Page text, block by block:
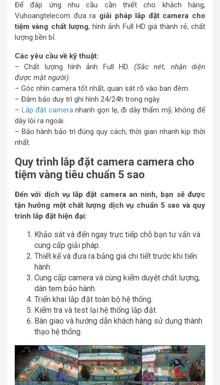
Để đáp ứng nhu cầu cần thiết cho khách hàng,
Vuhoangtelecom đưa ra giải pháp lắp đặt camera cho
tiệm vàng chất lượng, hình ảnh Full HD giá thành rẻ, chất
lượng bền bỉ.
Các yêu cầu về kỹ thuật:
– Chất lượng hình ảnh Full HD.(Sắc nét, nhận diện
được mặt người).
– Góc nhìn camera tốt nhất, quan sát rõ vào ban đêm.
– Đảm bảo duy trì ghi hình 24/24h trong ngày.
– Lắp đặt cameranhanh gọn lẹ, đi dây thẩm mỹ, không để
dây lòi ra ngoài.
– Bảo hành bảo trì đúng quy cách, thời gian nhanh kịp thời
nhất.
Quy trình lắp đặt camera camera cho
tiệm vàng tiêu chuẩn 5 sao
Đến với dịch vụ lắp đặt camera an ninh, bạn sẽ được
tận hưởng một chất lượng dịch vụ chuẩn 5 sao và quy
trình lắp đặt hiện đại:
Khảo sát và đến ngay trực tiếp chỗ bạn tư vấn và
cung cấp giải pháp.
Thiết kế và đưa ra bảng giá chi tiết trước khi tiến
hành.
Cung cấp camera và cùng kiểm duyệt chất lượng,
dán tem bảo hành.
Triển khai lắp đặt toàn bộ hệ thống.
Kiểm tra và test lại hệ thống lắp đặt.
Bàn giao và hướng dẫn khách hàng sử dụng thành
thạo hệ thống.